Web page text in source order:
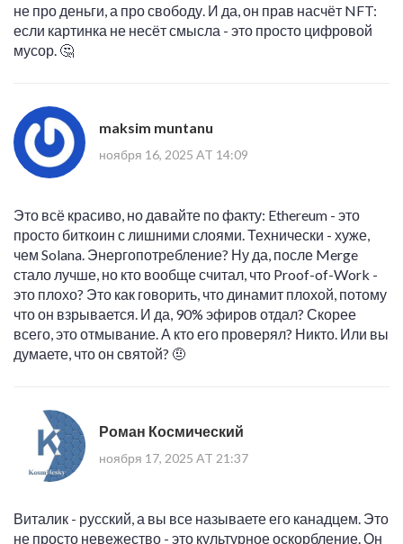
не про деньги, а про свободу. И да, он прав насчёт NFT:
если картинка не несёт смысла - это просто цифровой
мусор. 🤔
maksim muntanu
ноября 16, 2025 AT 14:09
Это всё красиво, но давайте по факту: Ethereum - это
просто биткоин с лишними слоями. Технически - хуже,
чем Solana. Энергопотребление? Ну да, после Merge
стало лучше, но кто вообще считал, что Proof-of-Work -
это плохо? Это как говорить, что динамит плохой, потому
что он взрывается. И да, 90% эфиров отдал? Скорее
всего, это отмывание. А кто его проверял? Никто. Или вы
думаете, что он святой? 🤨
Роман Космический
ноября 17, 2025 AT 21:37
Виталик - русский, а вы все называете его канадцем. Это
не просто невежество - это культурное оскорбление. Он